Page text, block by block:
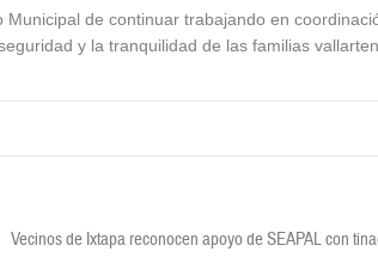
de continuar trabajando en
y la tranquilidad de las familias
Vecinos de Ixtapa reconocen apoyo de SEAPAL con